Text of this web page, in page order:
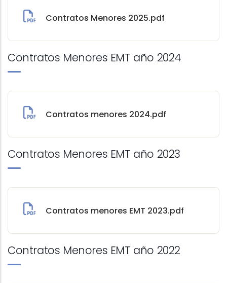
Contratos Menores 2025.pdf
Contratos Menores EMT año 2024
Contratos menores 2024.pdf
Contratos Menores EMT año 2023
Contratos menores EMT 2023.pdf
Contratos Menores EMT año 2022